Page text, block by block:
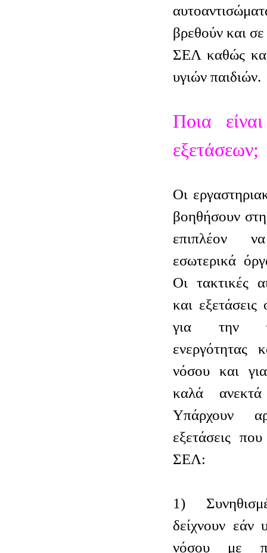
βρεθούν και
ΣΕΛ καθώς
υγιών παιδιών.
Ποια
εξετάσεων;
Οι
βοηθήσουν
επιπλέον
εσωτερικά
Οι τακτικές
και εξετάσεις
για την
ενεργότητας
νόσου και
καλά
Υπάρχουν
εξετάσεις
ΣΕΛ:
1)
δείχνουν εάν
νόσου με